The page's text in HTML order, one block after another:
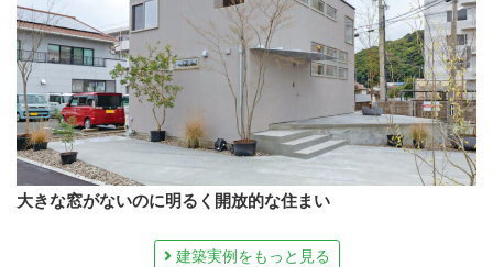
大きな窓がないのに明るく開放的な住まい
建築実例をもっと見る